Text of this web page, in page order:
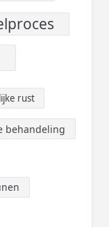
rust
behandeling